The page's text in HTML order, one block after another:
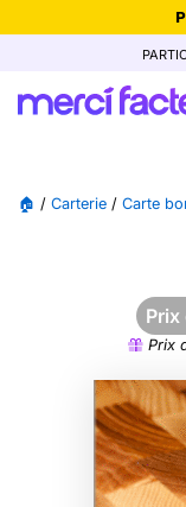
-30% de réduction
🏠 / Carterie / Carte
Prix
Prix